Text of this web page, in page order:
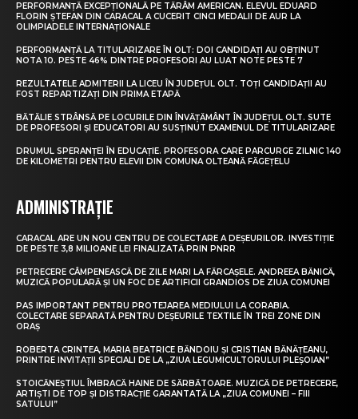
PERFORMANȚĂ EXCEPȚIONALĂ PE TĂRÂM AMERICAN. ELEVUL EDUARD
FLORIN ȘTEFAN DIN CARACAL A CUCERIT CINCI MEDALII DE AUR LA
OLIMPIADELE INTERNAȚIONALE
PERFORMANȚĂ LA TITULARIZARE ÎN OLT: DOI CANDIDAȚI AU OBȚINUT
NOTA 10. PESTE 46% DINTRE PROFESORI AU LUAT NOTE PESTE 7
REZULTATELE ADMITERII LA LICEU ÎN JUDEȚUL OLT. TOȚI CANDIDAȚII AU
FOST REPARTIZAȚI DIN PRIMA ETAPĂ
BĂTĂLIE STRÂNSĂ PE LOCURILE DIN ÎNVĂȚĂMÂNT ÎN JUDEȚUL OLT. SUTE
DE PROFESORI ȘI EDUCATORI AU SUSȚINUT EXAMENUL DE TITULARIZARE
DRUMUL SPERANȚEI ÎN EDUCAȚIE. PROFESORA CARE PARCURGE ZILNIC 140
DE KILOMETRI PENTRU ELEVII DIN COMUNA OLTEANĂ FĂGEȚELU
ADMINISTRAȚIE
CARACAL ARE UN NOU CENTRU DE COLECTARE A DEȘEURILOR. INVESTIȚIE
DE PESTE 3,8 MILIOANE LEI FINALIZATĂ PRIN PNRR
PETRECERE CÂMPENEASCĂ DE ZILE MARI LA FĂRCAȘELE. ANDREEA BĂNICĂ,
MUZICĂ POPULARĂ ȘI UN FOC DE ARTIFICII GRANDIOS DE ZIUA COMUNEI
PAS IMPORTANT PENTRU PROTEJAREA MEDIULUI LA CORABIA.
COLECTARE SEPARATĂ PENTRU DEȘEURILE TEXTILE ÎN TREI ZONE DIN
ORAȘ
ROBERTA CRINTEA, MARIA BEATRICE BĂNDOIU ȘI CRISTIAN BĂNĂȚEANU,
PRINTRE INVITAȚII SPECIALI DE LA „ZIUA LEGUMICULTORULUI PLEȘOIAN”
STOICĂNEȘTIUL ÎMBRACĂ HAINE DE SĂRBĂTOARE. MUZICĂ DE PETRECERE,
ARTIȘTI DE TOP ȘI DISTRACȚIE GARANTATĂ LA „ZIUA COMUNEI – FIII
SATULUI”